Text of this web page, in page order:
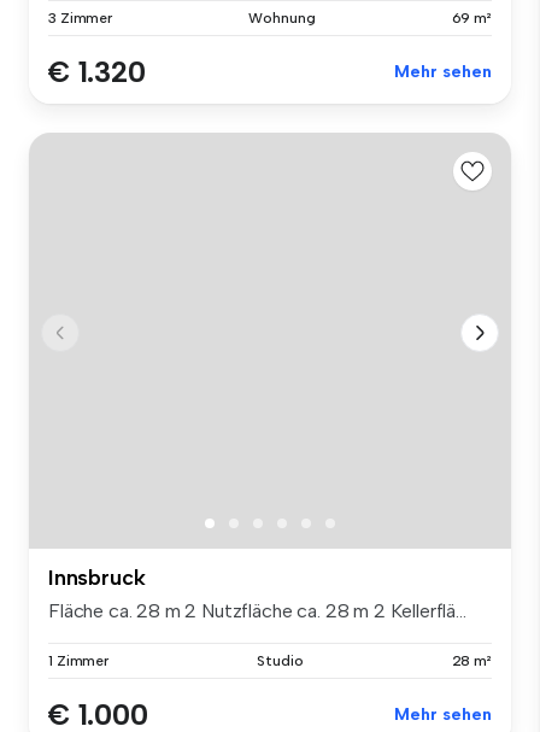
3 Zimmer Wohnung 69 m²
€ 1.320 Mehr sehen
Innsbruck
Fläche ca. 28 m 2 Nutzfläche ca. 28 m 2 Kellerflä...
1 Zimmer Studio 28 m²
€ 1.000 Mehr sehen